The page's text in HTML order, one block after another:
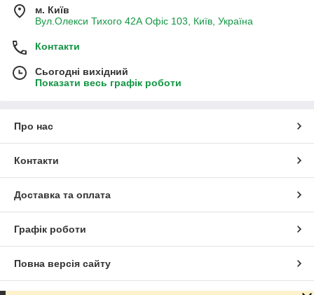
м. Київ
Вул.Олекси Тихого 42А Офіс 103, Київ, Україна
Контакти
Сьогодні вихідний
Показати весь графік роботи
Про нас
Контакти
Доставка та оплата
Графік роботи
Повна версія сайту